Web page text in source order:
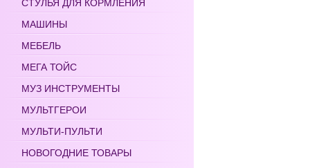
СТУЛЬЯ ДЛЯ КОРМЛЕНИЯ
МАШИНЫ
МЕБЕЛЬ
МЕГА ТОЙС
МУЗ ИНСТРУМЕНТЫ
МУЛЬТГЕРОИ
МУЛЬТИ-ПУЛЬТИ
НОВОГОДНИЕ ТОВАРЫ